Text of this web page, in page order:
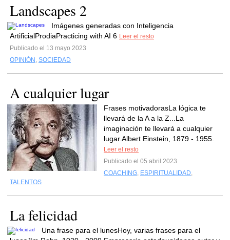
Landscapes 2
Imágenes generadas con Inteligencia
ArtificialProdiaPracticing with AI 6 Leer el resto
Publicado el 13 mayo 2023
OPINIÓN , SOCIEDAD
A cualquier lugar
Frases motivadorasLa lógica te
llevará de la A a la Z...La
imaginación te llevará a cualquier
lugar.Albert Einstein, 1879 - 1955.
Leer el resto
Publicado el 05 abril 2023
COACHING, ESPIRITUALIDAD,
TALENTOS
La felicidad
Una frase para el lunesHoy, varias frases para el